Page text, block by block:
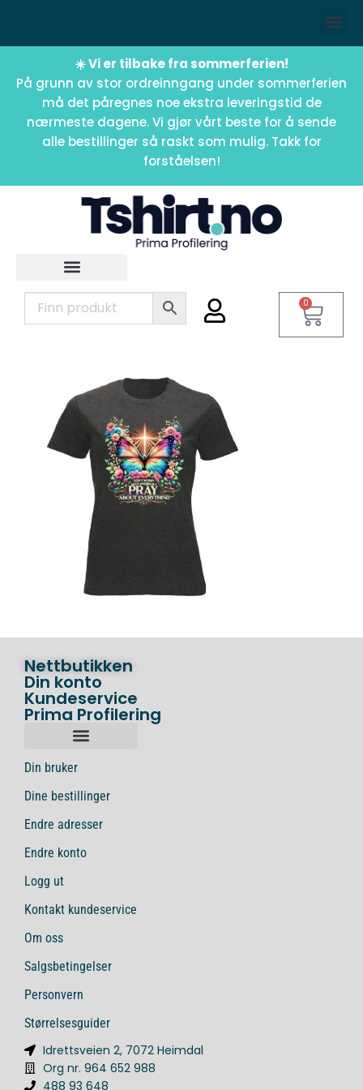
☀️ Vi er tilbake fra sommerferien!
På grunn av stor ordreinngang under sommerferien
må det påregnes noe ekstra leveringstid de
nærmeste dagene. Vi gjør vårt beste for å sende
alle bestillinger så raskt som mulig. Takk for
forståelsen!
0
Nettbutikken
Din konto
Kundeservice
Prima Profilering
Din bruker
Dine bestillinger
Endre adresser
Endre konto
Logg ut
Kontakt kundeservice
Om oss
Salgsbetingelser
Personvern
Størrelsesguider
Idrettsveien 2, 7072 Heimdal
Org nr. 964 652 988
488 93 648